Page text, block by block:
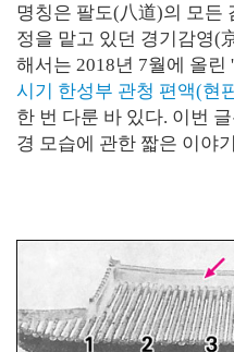
명칭은 팔도(八道)의 모든
정을 맡고 있던 경기감영(
해서는 2018년 7월에 올린 '
시기 한성부 관청 편액(현
한 번 다룬 바 있다. 이번
경 모습에 관한 짧은 이야